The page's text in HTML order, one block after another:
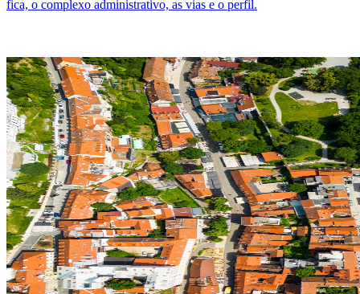
fica, o complexo administrativo, as vias e o perfil.